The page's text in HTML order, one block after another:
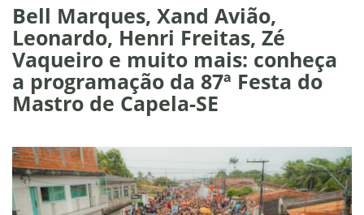
Bell Marques, Xand Avião,
Leonardo, Henri Freitas, Zé
Vaqueiro e muito mais: conheça
a programação da 87ª Festa do
Mastro de Capela-SE